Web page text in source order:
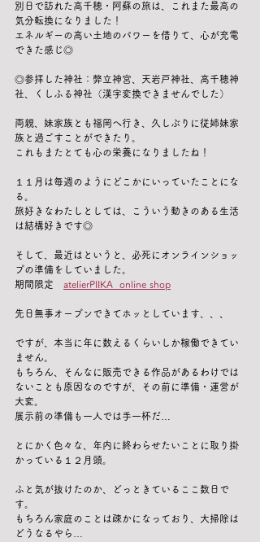
別日で訪れた高千穂・阿蘇の旅は、これまた最高の
気分転換になりました！
エネルギーの高い土地のパワーを借りて、心が充電
できた感じ◎
◎参拝した神社：弊立神宮、天岩戸神社、高千穂神
社、くしふる神社（漢字変換できませんでした）
両親、妹家族とも福岡へ行き、久しぶりに従姉妹家
族と過ごすことができたり。
これもまたとても心の栄養になりましたね！
１１月は毎週のようにどこかにいっていたことにな
る。
旅好きなわたしとしては、こういう動きのある生活
は結構好きです◎
そして、最近はというと、必死にオンラインショッ
プの準備をしていました。
期間限定 atelierPIIKA  online shop
先日無事オープンできてホッとしています、、、
ですが、本当に年に数えるくらいしか稼働できてい
ません。
もちろん、そんなに販売できる作品があるわけでは
ないことも原因なのですが、その前に準備・運営が
大変。
展示前の準備も一人では手一杯だ…
とにかく色々な、年内に終わらせたいことに取り掛
かっている１２月頭。
ふと気が抜けたのか、どっときているここ数日で
す。
もちろん家庭のことは疎かになっており、大掃除は
どうなるやら…